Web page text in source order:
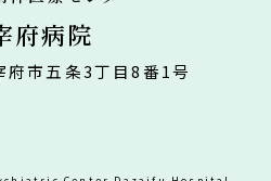
府病院
市五条3丁目8番1号